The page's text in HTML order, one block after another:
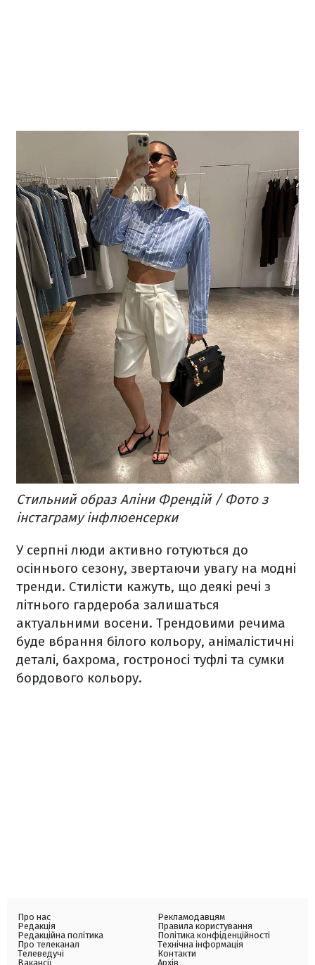
Стильний образ Аліни Френдій / Фото з
інстаграму інфлюенсерки
У серпні люди активно готуються до
осіннього сезону, звертаючи увагу на модні
тренди. Стилісти кажуть, що деякі речі з
літнього гардероба залишаться
актуальними восени. Трендовими речима
буде вбрання білого кольору, анімалістичні
деталі, бахрома, гостроносі туфлі та сумки
бордового кольору.
Про нас
Редакція
Редакційна політика
Про телеканал
Телеведучі
Вакансії
Рекламодавцям
Правила користування
Політика конфіденційності
Технічна інформація
Контакти
Архів